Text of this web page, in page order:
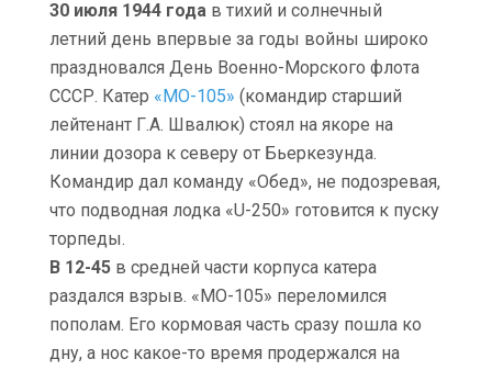
30 июля 1944 года в тихий и солнечный
летний день впервые за годы войны широко
праздновался День Военно-Морского флота
СССР. Катер «МО-105» (командир старший
лейтенант Г.А. Швалюк) стоял на якоре на
линии дозора к северу от Бьеркезунда.
Командир дал команду «Обед», не подозревая,
что подводная лодка «U-250» готовится к пуску
торпеды.
В 12-45 в средней части корпуса катера
раздался взрыв. «МО-105» переломился
пополам. Его кормовая часть сразу пошла ко
дну, а нос какое-то время продержался на